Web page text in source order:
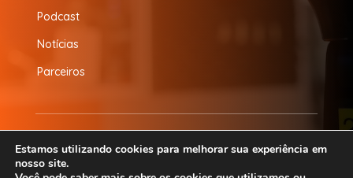
Podcast
Notícias
Parceiros
© 2026 Radio Baruk FM | Desenvolvido porCS
Estamos utilizando cookies para melhorar sua experiência em
nosso site.